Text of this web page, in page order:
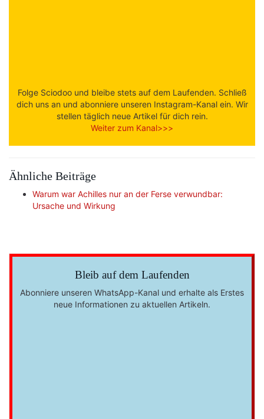
Folge Sciodoo und bleibe stets auf dem Laufenden. Schließ
dich uns an und abonniere unseren Instagram-Kanal ein. Wir
stellen täglich neue Artikel für dich rein.
Weiter zum Kanal>>>
Ähnliche Beiträge
Warum war Achilles nur an der Ferse verwundbar:
Ursache und Wirkung
Bleib auf dem Laufenden
Abonniere unseren WhatsApp-Kanal und erhalte als Erstes
neue Informationen zu aktuellen Artikeln.